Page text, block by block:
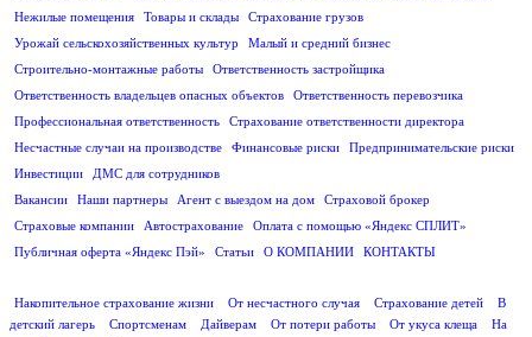
Нежилые помещения
Товары и склады
Страхование грузов
Урожай сельскохозяйственных культур
Малый и средний бизнес
Строительно-монтажные работы
Ответственность застройщика
Ответственность владельцев опасных объектов
Ответственность перевозчика
Профессиональная ответственность
Страхование ответственности директора
Несчастные случаи на производстве
Финансовые риски
Предпринимательские риски
Инвестиции
ДМС для сотрудников
Вакансии
Наши партнеры Агент с выездом на дом
Страховой брокер
Страховые компании
Автострахование
Оплата с помощью «Яндекс СПЛИТ»
Публичная оферта «Яндекс Пэй»
Статьи О КОМПАНИИ
КОНТАКТЫ
Накопительное страхование жизни
От несчастного случая Страхование детей
В
детский лагерь
Спортсменам Дайверам От потери работы От укуса клеща
На